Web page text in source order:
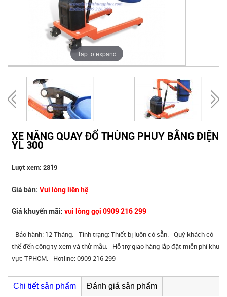
Tap to expand
XE NÂNG QUAY ĐỔ THÙNG PHUY BẰNG ĐIỆN
YL 300
Lượt xem: 2819
Giá bán:Vui lòng liên hệ
Giá khuyến mãi:vui lòng gọi 0909 216 299
- Bảo hành: 12 Tháng. - Tình trạng: Thiết bị luôn có sẵn. - Quý khách có
thể đến công ty xem và thử mẫu. - Hỗ trợ giao hàng lắp đặt miễn phí khu
vực TPHCM. - Hotline: 0909 216 299
Chi tiết sản phẩm Đánh giá sản phẩm